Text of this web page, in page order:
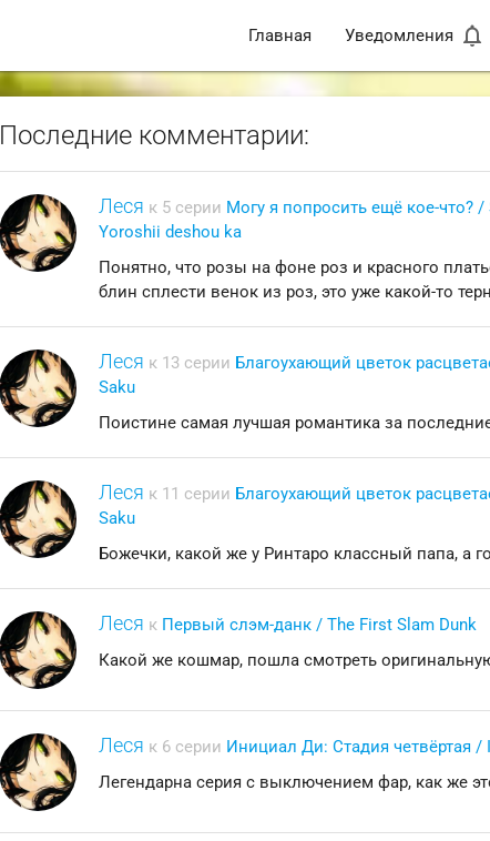
Главная Уведомления notifications_none
Последние комментарии:
Леся к 5 серии Могу я попросить ещё кое-что?
Yoroshii deshou ka
Понятно, что розы на фоне роз и красного
блин сплести венок из роз, это уже какой-то
Леся к 13 серии Благоухающий цветок
Saku
Поистине самая лучшая романтика за
Леся к 11 серии Благоухающий цветок
Saku
Божечки, какой же у Ринтаро классный папа, а
Леся к Первый слэм-данк / The First Slam Dunk
Какой же кошмар, пошла смотреть
Леся к 6 серии Инициал Ди: Стадия четвёртая /
Легендарна серия с выключением фар, как же